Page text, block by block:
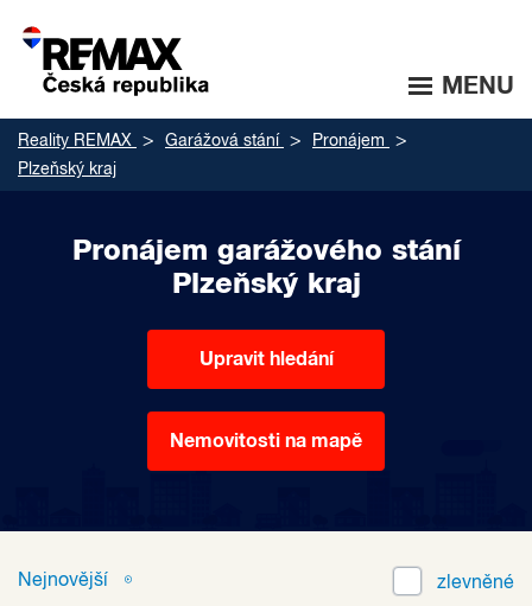
MENU
Reality REMAX Garážová stání
Pronájem
Plzeňský kraj
Pronájem garážového stání
Plzeňský kraj
Upravit hledání
Nemovitosti na mapě
Nejnovější zlevněné